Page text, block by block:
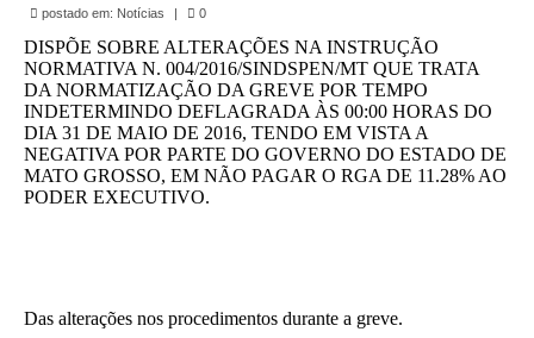
Histórico do Sistema Penitenciário do Estado
de Mato Grosso
Formulário de Requerimento Padrão Sindsppen
Estatuto do Sindsppen
Tabela Salarial do Sistema Penitenciário
Filie-se
postado em: Notícias | 0
DISPÕE SOBRE ALTERAÇÕES NA INSTRUÇÃO
NORMATIVA N. 004/2016/SINDSPEN/MT QUE TRATA
DA NORMATIZAÇÃO DA GREVE POR TEMPO
INDETERMINDO DEFLAGRADA ÀS 00:00 HORAS DO
DIA 31 DE MAIO DE 2016, TENDO EM VISTA A
NEGATIVA POR PARTE DO GOVERNO DO ESTADO DE
MATO GROSSO, EM NÃO PAGAR O RGA DE 11.28% AO
PODER EXECUTIVO.
Das alterações nos procedimentos durante a greve.